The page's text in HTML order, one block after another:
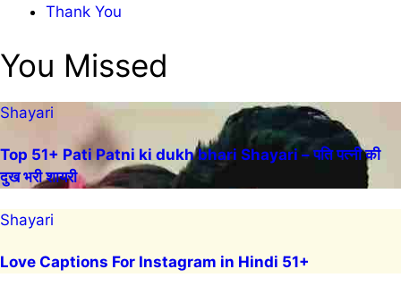
Thank You
You Missed
Shayari
Top 51+ Pati Patni ki dukh bhari Shayari – पति पत्नी की
दुख भरी शायरी
Shayari
Love Captions For Instagram in Hindi 51+